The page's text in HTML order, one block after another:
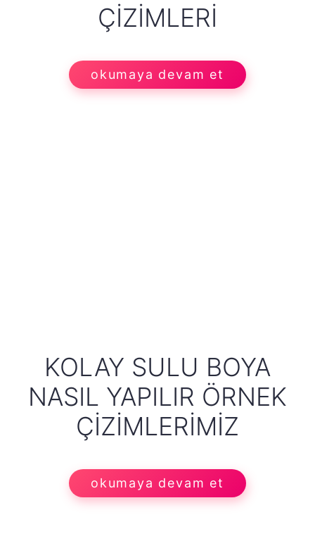
ÇIZIMLERI
okumaya devam et
KOLAY SULU BOYA
NASIL YAPILIR ÖRNEK
ÇIZIMLERIMIZ
okumaya devam et